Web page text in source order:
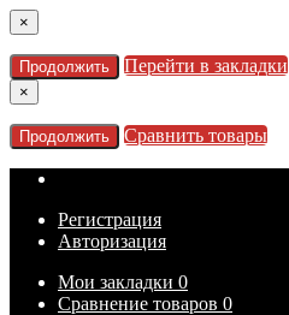
×
Продолжить Перейти в закладки
×
Продолжить Сравнить товары
Регистрация
Авторизация
Мои закладки 0
Сравнение товаров 0